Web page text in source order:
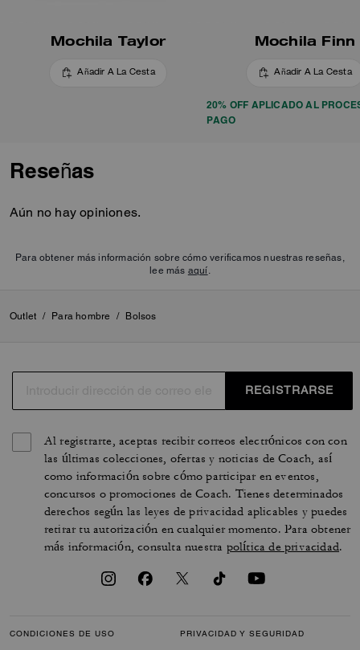
Mochila Taylor
Añadir A La Cesta
Mochila Finn
Añadir A La Cesta
20% OFF APLICADO AL
PAGO
Reseñas
Aún no hay opiniones.
Para obtener más información sobre cómo verificamos nuestras reseñas,
lee más aquí
Outlet / Para hombre / Bolsos
REGISTRARSE
Al registrarte, aceptas recibir correos electrónicos con con
las últimas colecciones, ofertas y noticias de Coach, así
como información sobre cómo participar en eventos,
concursos o promociones de Coach. Tienes determinados
derechos según las leyes de privacidad aplicables y puedes
retirar tu autorización en cualquier momento. Para obtener
más información, consulta nuestra política de privacidad.
CONDICIONES DE USO PRIVACIDAD Y SEGURIDAD